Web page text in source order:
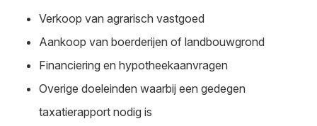
Verkoop van agrarisch vastgoed
Aankoop van boerderijen of landbouwgrond
Financiering en hypotheekaanvragen
Overige doeleinden waarbij een gedegen
taxatierapport nodig is